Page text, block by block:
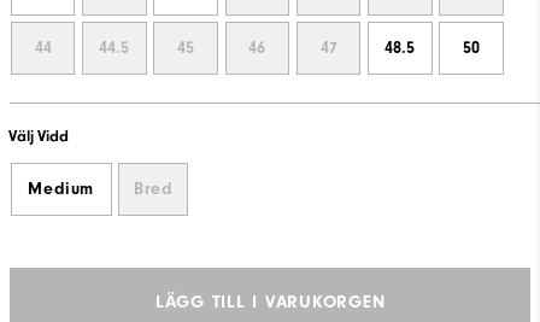
44 44.5 45 46 47 48.5 50
Välj Vidd
Medium Bred
LÄGG TILL I VARUKORGEN